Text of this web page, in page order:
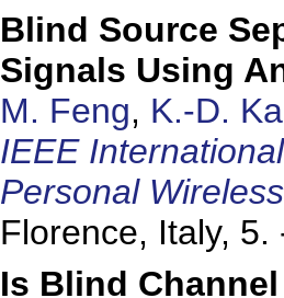
Blind Source
Signals Using
M. Feng, K.-D.
IEEE
Personal
Florence, Italy, 5.
Is Blind